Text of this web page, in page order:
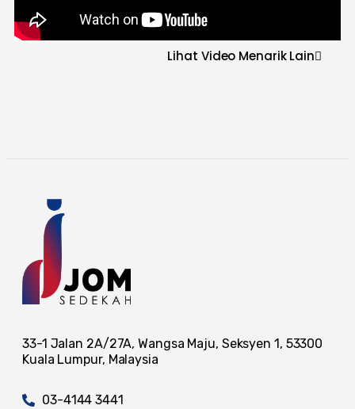
Lihat Video Menarik Lain
33-1 Jalan 2A/27A, Wangsa Maju, Seksyen 1, 53300
Kuala Lumpur, Malaysia
03-4144 3441